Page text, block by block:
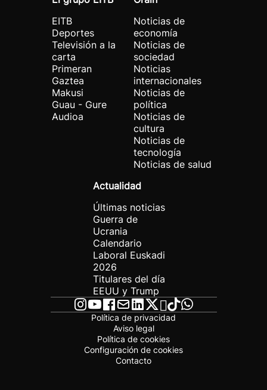
EITB
Deportes
Televisión a la
carta
Primeran
Gaztea
Makusi
Guau - Gure
Audioa
Noticias de
economía
Noticias de
sociedad
Noticias
internacionales
Noticias de
política
Noticias de
cultura
Noticias de
tecnología
Noticias de salud
Actualidad
Últimas noticias
Guerra de
Ucrania
Calendario
Laboral Euskadi
2026
Titulares del día
EEUU y Trump
Política de privacidad
Aviso legal
Política de cookies
Configuración de cookies
Contacto